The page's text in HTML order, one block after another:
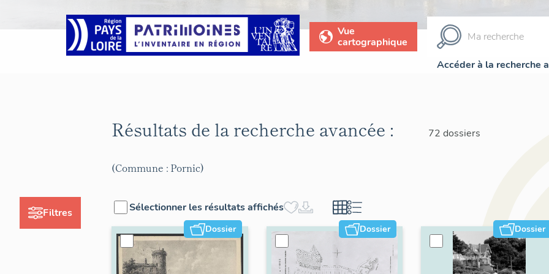
Vue
cartographique
Accéder à la recherche
Filtres
Résultats de la recherche avancée : 72 dossiers
(Commune : Pornic)
Sélectionner les résultats affichés
Dossier Dossier Dossier